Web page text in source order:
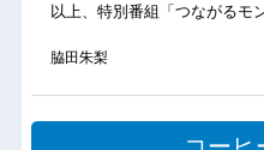
以上、特別番組「つながるモ
脇田朱梨